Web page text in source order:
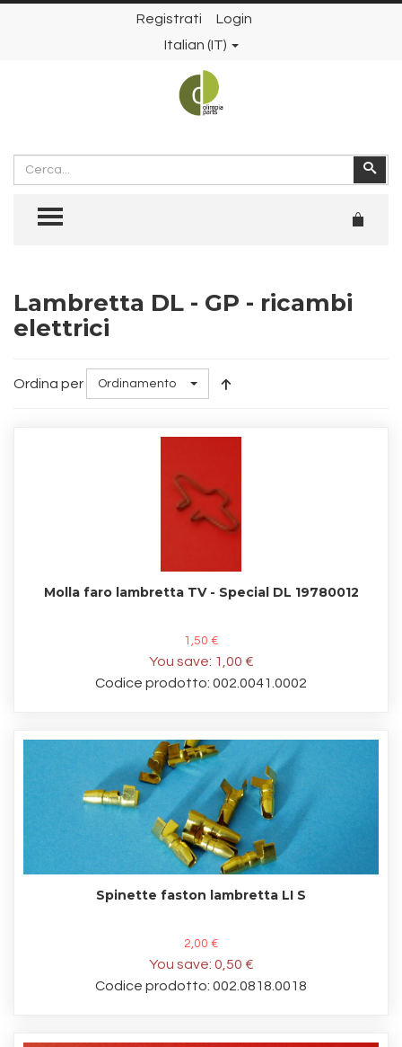
Registrati
Login
Italian (IT)
Cerca
TOGGLE MENU
Lambretta DL - GP - ricambi
elettrici
Ordina per Ordinamento
Molla faro lambretta TV - Special DL 19780012
1,50 €
You save: 1,00 €
Codice prodotto: 002.0041.0002
Spinette faston lambretta LI S
2,00 €
You save: 0,50 €
Codice prodotto: 002.0818.0018